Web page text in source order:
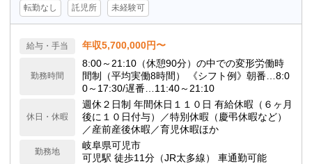
転勤なし 託児所 未経験可
給与・手当 年収5,700,000円〜
勤務時間
8:00～21:10（休憩90分）の中での変形労働時
間制（平均実働8時間） 《シフト例》朝番…8:0
0～17:30/遅番…11:40～21:10
休日・休暇
週休２日制 年間休日１１０日 有給休暇（６ヶ月
後に１０日付与）／特別休暇（慶弔休暇など）
／産前産後休暇／育児休暇ほか
勤務地
岐阜県可児市
可児駅 徒歩11分（JR太多線） 車通勤可能